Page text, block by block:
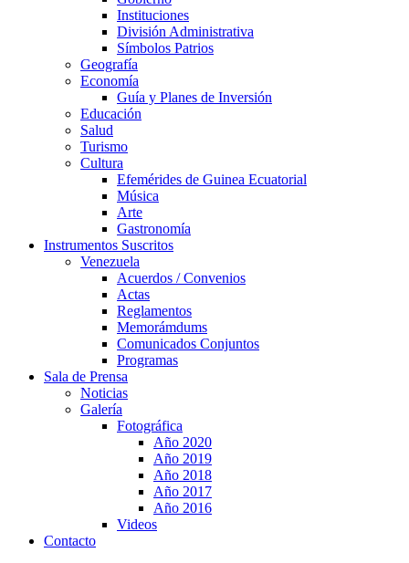
Instituciones
División Administrativa
Símbolos Patrios
Geografía
Economía
Guía y Planes de Inversión
Educación
Salud
Turismo
Cultura
Efemérides de Guinea Ecuatorial
Música
Arte
Gastronomía
Instrumentos Suscritos
Venezuela
Acuerdos / Convenios
Actas
Reglamentos
Memorámdums
Comunicados Conjuntos
Programas
Sala de Prensa
Noticias
Galería
Fotográfica
Año 2020
Año 2019
Año 2018
Año 2017
Año 2016
Videos
Contacto